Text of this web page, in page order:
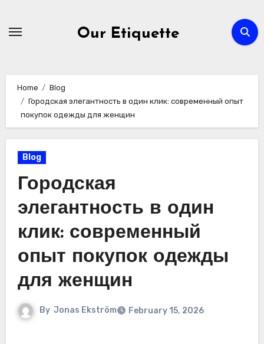
Our Etiquette
Home
Blog
Городская элегантность в один клик: современный опыт
покупок одежды для женщин
Blog
Городская
элегантность в один
клик: современный
опыт покупок одежды
для женщин
By Jonas Ekström February 15, 2026